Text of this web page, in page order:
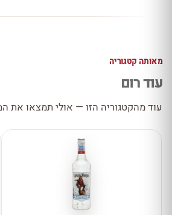
מאותה קטגוריה
עוד רום
עוד מהקטגוריה הזו — אולי תמצאו את